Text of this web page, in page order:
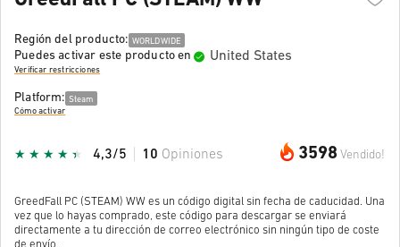
Región del producto: WORLDWIDE
Puedes activar este producto en United States
Verificar restricciones
Platform: Steam
Cómo activar
3598 Vendido!
4,3/5 10 Opiniones
GreedFall PC (STEAM) WW es un código digital sin fecha de caducidad. Una
vez que lo hayas comprado, este código para descargar se enviará
directamente a tu dirección de correo electrónico sin ningún tipo de coste
de envío.